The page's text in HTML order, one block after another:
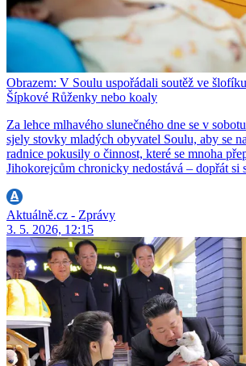
Obrazem: V Soulu uspořádali soutěž ve
Šípkové Růženky nebo koaly
Za lehce mlhavého slunečného dne se v
sjely stovky mladých obyvatel Soulu, aby se
radnice pokusily o činnost, které se mnoha
Jihokorejcům chronicky nedostává – dopřát si
Aktuálně.cz - Zprávy
3. 5. 2026, 12:15